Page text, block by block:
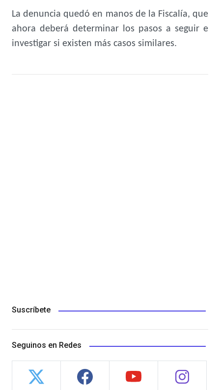
La denuncia quedó en manos de la Fiscalía, que
ahora deberá determinar los pasos a seguir e
investigar si existen más casos similares.
Suscríbete
Seguinos en Redes